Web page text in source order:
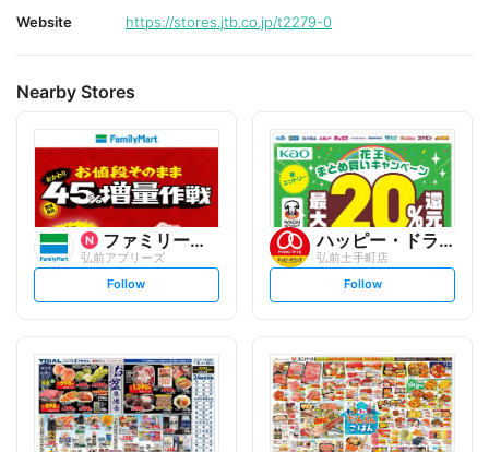
Website https://stores.jtb.co.jp/t2279-0
Nearby Stores
ファミリーマート
弘前アプリーズ
s
t
l
o
w
Follow
ハッピー・ドラッグ
弘前土手町店
s
t
l
o
w
Follow